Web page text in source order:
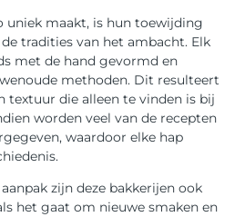
uniek maakt, is hun toewijding
tradities van het ambacht. Elk
met de hand gevormd en
methoden. Dit resulteert
textuur die alleen te vinden is bij
worden veel van de recepten
waardoor elke hap
zijn deze bakkerijen ook
het gaat om nieuwe smaken en